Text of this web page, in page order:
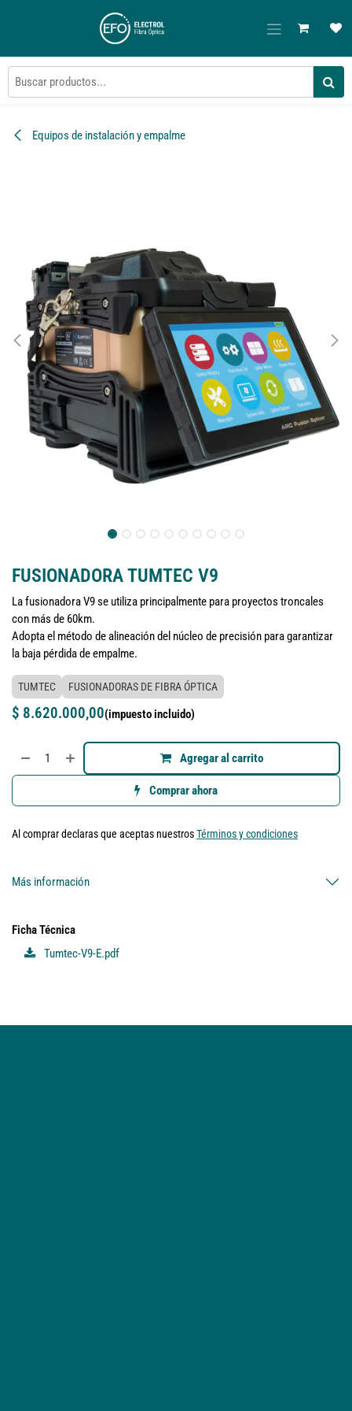
Equipos de instalación y empalme
FUSIONADORA TUMTEC V9
La fusionadora V9 se utiliza principalmente para proyectos troncales
con más de 60km.
Adopta el método de alineación del núcleo de precisión para garantizar
la baja pérdida de empalme.
TUMTEC FUSIONADORAS DE FIBRA ÓPTICA
$ 8.620.000,00(impuesto incluido)
Agregar al carrito
Comprar ahora
Al comprar declaras que aceptas nuestrosTérminos y condiciones
Más información
Ficha Técnica
Tumtec-V9-E.pdf